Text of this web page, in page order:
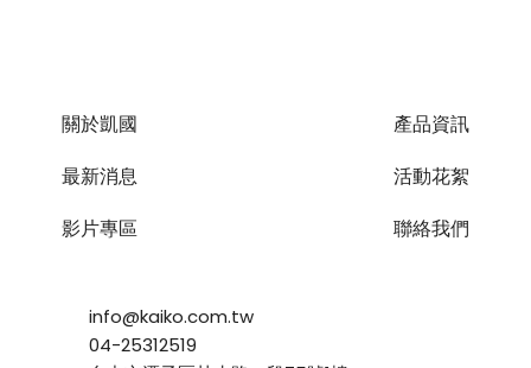
關於凱國
產品資訊
最新消息
活動花絮
影片專區
聯絡我們
info@kaiko.com.tw
04-25312519